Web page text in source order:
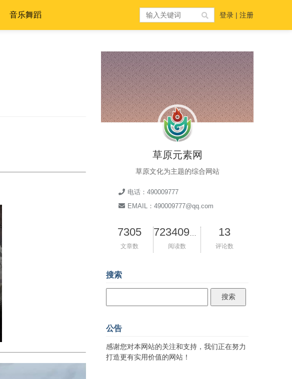
音乐舞蹈 登录 | 注册
草原元素网
草原文化为主题的综合网站
电话：490009777
EMAIL：490009777@qq.com
7305
文章数 阅读数
13
评论数
搜索
公告
感谢您对本网站的关注和支持，我们正在努力
打造更有实用价值的网站！